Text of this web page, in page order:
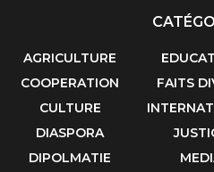
AGRICULTURE
COOPERATION
CULTURE
DIASPORA
DIPOLMATIE
FAITS